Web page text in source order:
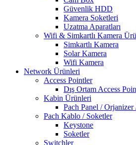
Güvenlik HDD
Kamera Soketleri
Uzatma Aparatları
Wifi & Simkartlı Kamera
Simkartlı Kamera
Solar Kamera
Wifi Kamera
Network Ürünleri
Access Pointler
Dış Ortam Access
Kabin Ürünleri
Pach Panel /
Pach Kablo / Soketler
Keystone
Soketler
Switchler